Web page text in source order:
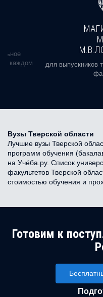
в каждом
для выпускников
Вузы Тверской области
Лучшие вузы Тверской
программ обучения
на Учёба.ру. Список
факультетов Тверской
стоимостью обучения и
Готовим к